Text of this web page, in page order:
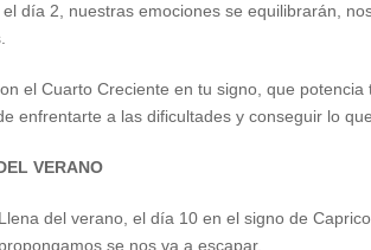
día 2, nuestras emociones se equilibrarán,
el Cuarto Creciente en tu signo, que
enfrentarte a las dificultades y conseguir lo
VERANO
del verano, el día 10 en el signo de
se nos va a escapar.